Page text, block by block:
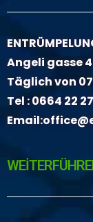
Angeli gasse
Täglich von
Tel :0664 22
Email: